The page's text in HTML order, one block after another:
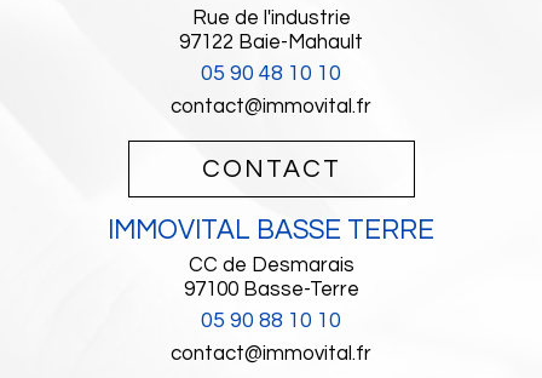
Rue de l'industrie
97122 Baie-Mahault
05 90 48 10 10
contact@immovital.fr
CONTACT
IMMOVITAL BASSE TERRE
CC de Desmarais
97100 Basse-Terre
05 90 88 10 10
contact@immovital.fr